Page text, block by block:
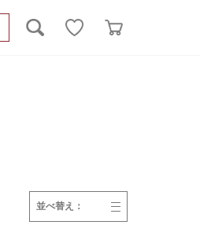
並べ替え：